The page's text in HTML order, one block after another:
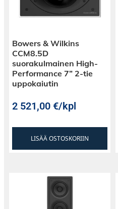
Bowers & Wilkins
CCM8.5D
suorakulmainen High-
Performance 7” 2-tie
uppokaiutin
2 521,00€/kpl
LISÄÄ OSTOSKORIIN